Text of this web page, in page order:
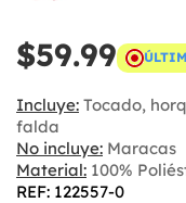
$59.99
Incluye: Tocado,
falda
No incluye: Maracas
Material: 100%
REF: 122557-0